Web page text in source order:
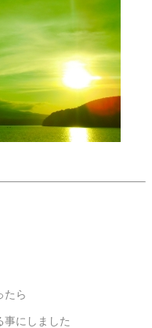
たら
事にしました